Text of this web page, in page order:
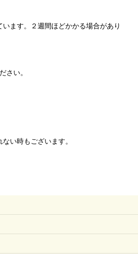
ます。２週間ほどかかる場合があり
さい。
い時もございます。